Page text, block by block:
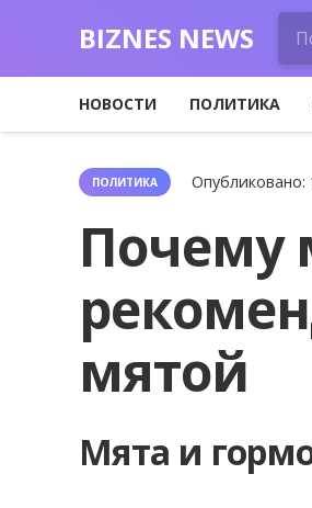
BIZNES NEWS
НОВОСТИ ПОЛИТИКА
ПОЛИТИКА Опубликовано:
Почему
мятой
Мята и